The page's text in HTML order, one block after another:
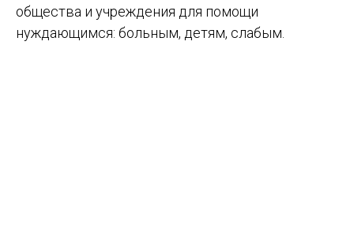
общества и учреждения для помощи
нуждающимся: больным, детям, слабым.